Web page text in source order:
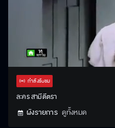
Unmute Stream
กำลังรับชม
ละคร สามีตีตรา
ผังรายการ ดูทั้งหมด